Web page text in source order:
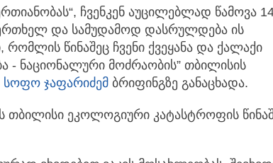
ჩვენკენ აუცილებლად წამოვა
და სამუდამოდ დასრულდება ის
წინაშეც ჩვენი ქვეყანა და ქალაქი
- ნაციონალური მოძრაობის” თბილისის
სოფო ჯაფარიძემ ბრიფინგზე განაცხადა.
თბილისი ეკოლოგიური კატასტროფის